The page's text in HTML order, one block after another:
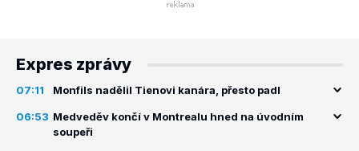
Expres zprávy
07:11 Monfils nadělil Tienovi kanára, přesto padl
06:53 Medveděv končí v Montrealu hned na úvodním
soupeři